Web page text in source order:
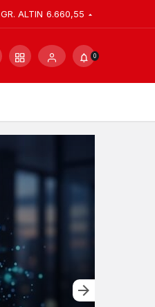
GR. ALTIN 6.660,55
0